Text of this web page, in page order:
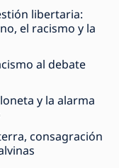
libertaria:
el racismo y la
al debate
y la alarma
consagración